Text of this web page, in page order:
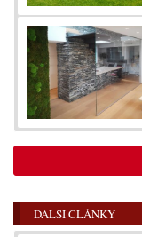
DALŠÍ ČLÁNKY